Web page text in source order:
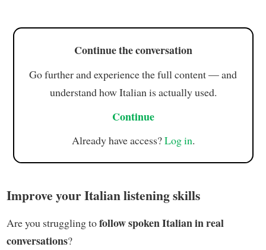
Continue the conversation
Go further and experience the full content — and
understand how Italian is actually used.
Continue
Already have access?Log in.
Improve your Italian listening skills
Are you struggling tofollow spoken Italian in real
conversations?